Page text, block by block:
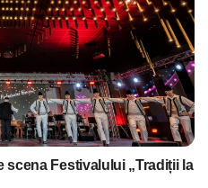
scena Festivalului „Tradiții la